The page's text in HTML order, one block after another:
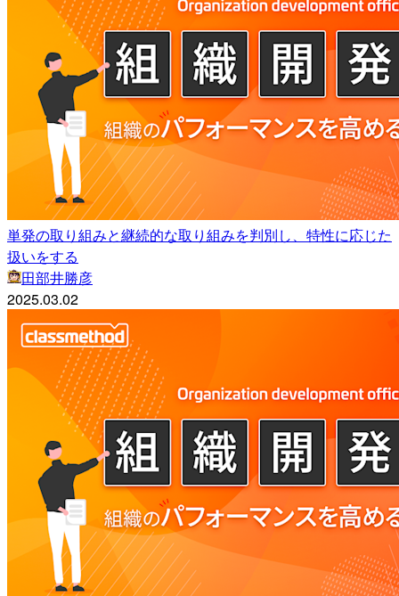
単発の取り組みと継続的な取り組みを判別し、特性に応じた
扱いをする
田部井勝彦
2025.03.02